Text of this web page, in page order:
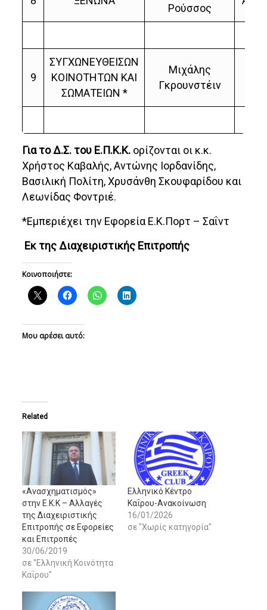
Ρούσσος
9
ΣΥΓΧΩΝΕΥΘΕΙΣΩΝ
ΚΟΙΝΟΤΗΤΩΝ ΚΑΙ
ΣΩΜΑΤΕΙΩΝ *
Μιχάλης
Γκρουνστέιν
Για το Δ.Σ. του Ε.Π.Κ.Κ. ορίζονται οι κ.κ.
Χρήστος Καβαλής, Αντώνης Ιορδανίδης,
Βασιλική Πολίτη, Χρυσάνθη Σκουφαρίδου και
Λεωνίδας Φοντριέ.
*Εμπεριέχει την Εφορεία Ε.Κ.Πορτ – Σαΐντ
Εκ της Διαχειριστικής Επιτροπής
Κοινοποιήστε:
Μου αρέσει αυτό:
Related
«Ανασχηματισμός»
στην Ε.Κ.Κ – Αλλαγές
της Διαχειριστικής
Επιτροπής σε Εφορείες
και Επιτροπές
30/06/2019
σε "Ελληνική Κοινότητα
Καΐρου"
Ελληνικό Κέντρο
Καΐρου-Ανακοίνωση
16/01/2026
σε "Χωρίς κατηγορία"